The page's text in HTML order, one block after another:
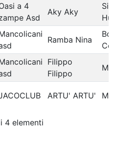
a 4
Asd
Aky Aky
Ramba Nina
Filippo
Filippo
ARTU' ARTU'
4 elementi